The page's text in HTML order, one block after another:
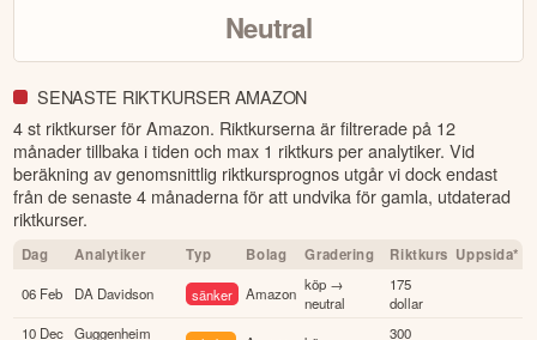
Neutral
SENASTE RIKTKURSER AMAZON
4 st riktkurser för Amazon. Riktkurserna är filtrerade på 12
månader tillbaka i tiden och max 1 riktkurs per analytiker. Vid
beräkning av genomsnittlig riktkursprognos utgår vi dock endast
från de senaste 4 månaderna för att undvika för gamla, utdaterad
riktkurser.
Dag Analytiker Typ Bolag Gradering Riktkurs Uppsida*
06 Feb DA Davidson sänker Amazon köp →
neutral
175
dollar
10 Dec
Guggenheim
300